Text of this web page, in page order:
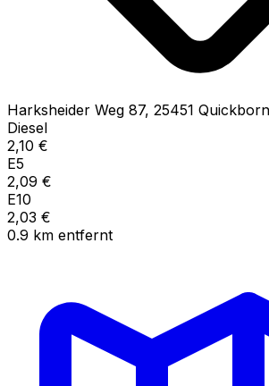
Harksheider Weg 87, 25451 Quickborn
Diesel
2,10 €
E5
2,09 €
E10
2,03 €
0.9 km entfernt